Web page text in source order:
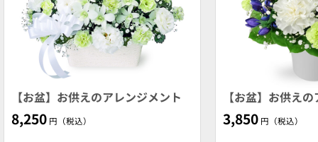
【お盆】お供えのアレンジメント
8,250 円（税込）
【お盆】お供え
3,850 円（税込）